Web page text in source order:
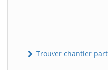
Trouver chantier